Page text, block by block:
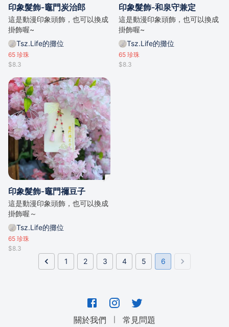
印象髮飾-竈門炭治郎
這是動漫印象頭飾，也可以換成
掛飾喔~
Tsz.Life的攤位
65 珍珠
$8.3
印象髮飾-和泉守兼定
這是動漫印象頭飾，也可以換成
掛飾喔~
Tsz.Life的攤位
65 珍珠
$8.3
印象髮飾-竈門禰豆子
這是動漫印象頭飾，也可以換成
掛飾喔～
Tsz.Life的攤位
65 珍珠
$8.3
1 2 3 4 5 6
關於我們 ｜ 常見問題